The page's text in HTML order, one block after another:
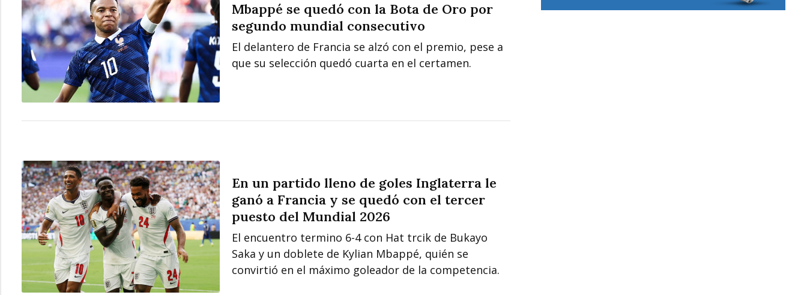
Mbappé se quedó con la Bota de Oro por
segundo mundial consecutivo
El delantero de Francia se alzó con el premio, pese a
que su selección quedó cuarta en el certamen.
En un partido lleno de goles Inglaterra le
ganó a Francia y se quedó con el tercer
puesto del Mundial 2026
El encuentro termino 6-4 con Hat trcik de Bukayo
Saka y un doblete de Kylian Mbappé, quién se
convirtió en el máximo goleador de la competencia.